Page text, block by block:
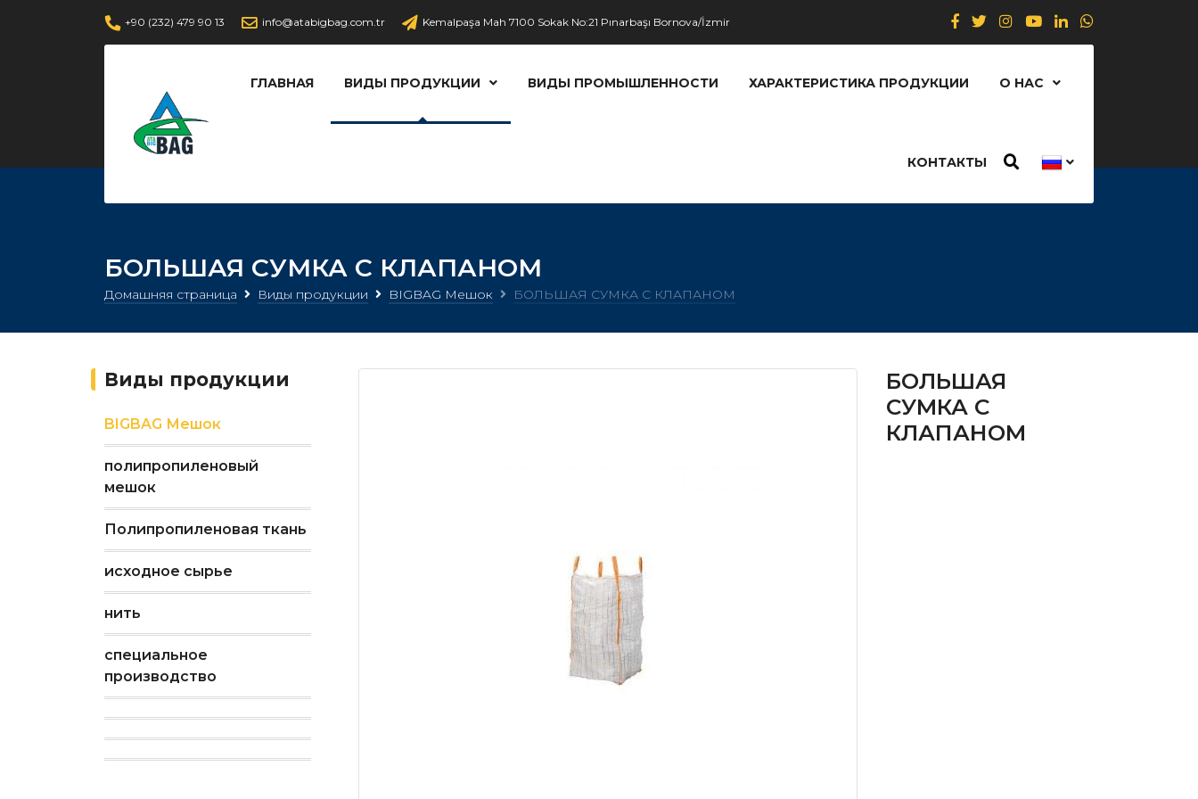
+90 (232) 479 90 13 info@atabigbag.com.tr Kemalpaşa Mah 7100 Sokak No:21 Pınarbaşı Bornova/İzmir
ГЛАВНАЯ ВИДЫ ПРОДУКЦИИ ВИДЫ ПРОМЫШЛЕННОСТИ ХАРАКТЕРИСТИКА ПРОДУКЦИИ О НАС
КОНТАКТЫ
БОЛЬШАЯ СУМКА С КЛАПАНОМ
Домашняя страница Виды продукции BIGBAG Мешок БОЛЬШАЯ СУМКА С КЛАПАНОМ
Виды продукции
BIGBAG Мешок
полипропиленовый
мешок
Полипропиленовая ткань
исходное сырье
нить
специальное
производство
БОЛЬШАЯ
СУМКА С
КЛАПАНОМ